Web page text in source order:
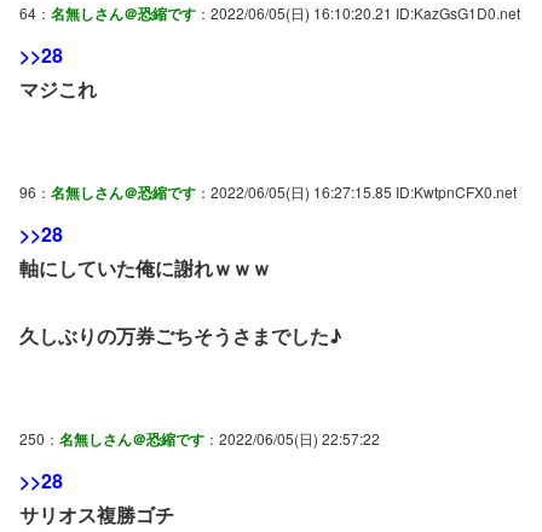
64： 名無しさん＠恐縮です ：2022/06/05(日) 16:10:20.21 ID:KazGsG1D0.net
>>28
マジこれ
96： 名無しさん＠恐縮です ：2022/06/05(日) 16:27:15.85 ID:KwtpnCFX0.net
>>28
軸にしていた俺に謝れｗｗｗ
久しぶりの万券ごちそうさまでした♪
250： 名無しさん＠恐縮です ：2022/06/05(日) 22:57:22
>>28
サリオス複勝ゴチ